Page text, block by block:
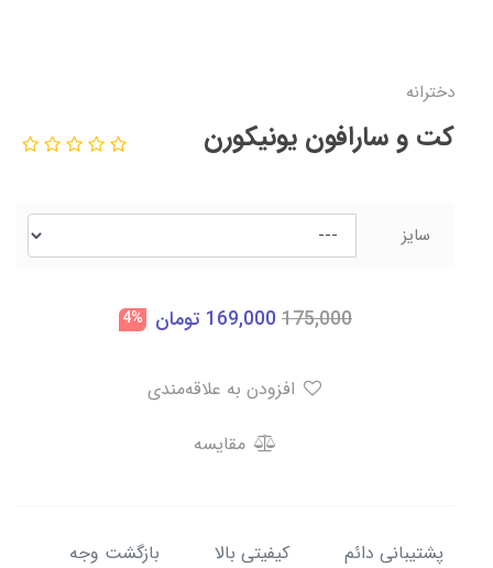
دخترانه
کت و سارافون یونیکورن
سایز
175,000
169,000 تومان 4%
مقایسه
پشتیبانی دائم کیفیتی بالا بازگشت وجه